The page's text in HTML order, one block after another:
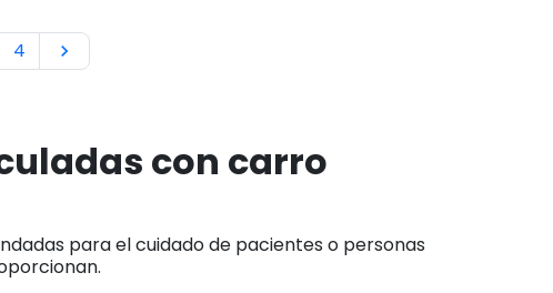
4 
con carro
para el cuidado de pacientes o personas